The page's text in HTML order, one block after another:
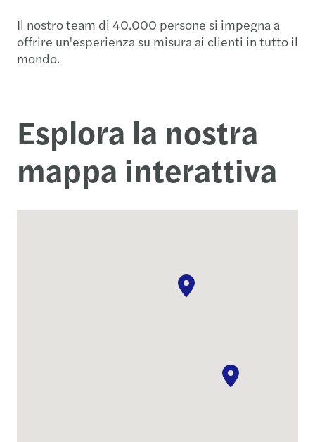
Il nostro team di 40.000 persone si impegna a
offrire un'esperienza su misura ai clienti in tutto il
mondo.
Esplora la nostra
mappa interattiva